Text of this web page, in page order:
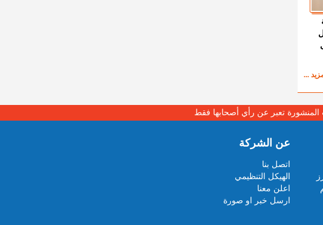
...
المنشورة تعبر عن رأي أصحابها فقط
عن الشركة
اتصل بنا
الهيكل التنظيمي
اعلن معنا
ارسل خبر او صورة